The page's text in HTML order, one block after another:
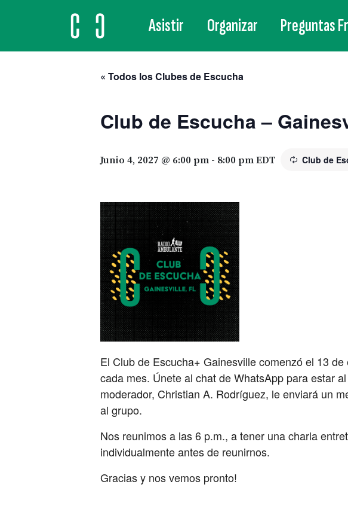
MAIN NAVIGATION
Asistir Organizar Preguntas
« Todos los Clubes de Escucha
Club de Escucha –
Junio 4, 2027 @ 6:00 pm - 8:00 pmEDT Club de
El Club de Escucha+ Gainesville comenzó el 13
cada mes. Únete al chat de WhatsApp para estar
moderador, Christian A. Rodríguez, le enviará un
al grupo.
Nos reunimos a las 6 p.m., a tener una charla
individualmente antes de reunirnos.
Gracias y nos vemos pronto!